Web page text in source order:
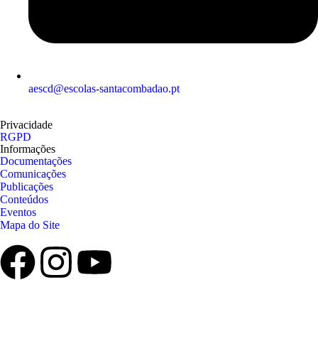
aescd@escolas-santacombadao.pt
Privacidade
RGPD
Informações
Documentações
Comunicações
Publicações
Conteúdos
Eventos
Mapa do Site